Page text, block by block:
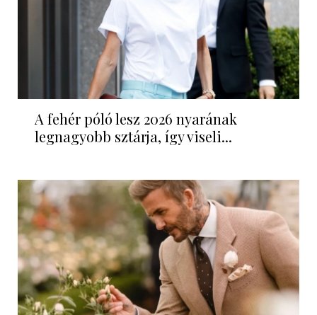
A fehér póló lesz 2026 nyarának
legnagyobb sztárja, így viseli...